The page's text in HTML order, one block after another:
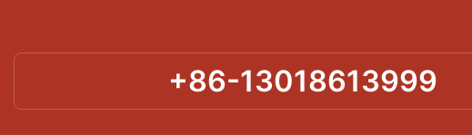
+86-13018613999